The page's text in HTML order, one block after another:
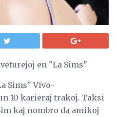
en "La Sims"
Sims" Vivo-
10 karieraj trakoj. Taksi
kaj nombro da amikoj